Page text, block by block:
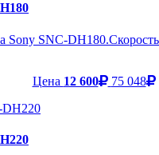
Sony SNC-
Цена 12 600 75 048